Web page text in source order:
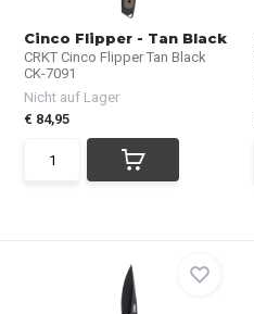
Cinco Flipper - Tan Black
CRKT Cinco Flipper Tan Black
CK-7091
Nicht auf Lager
€ 84,95